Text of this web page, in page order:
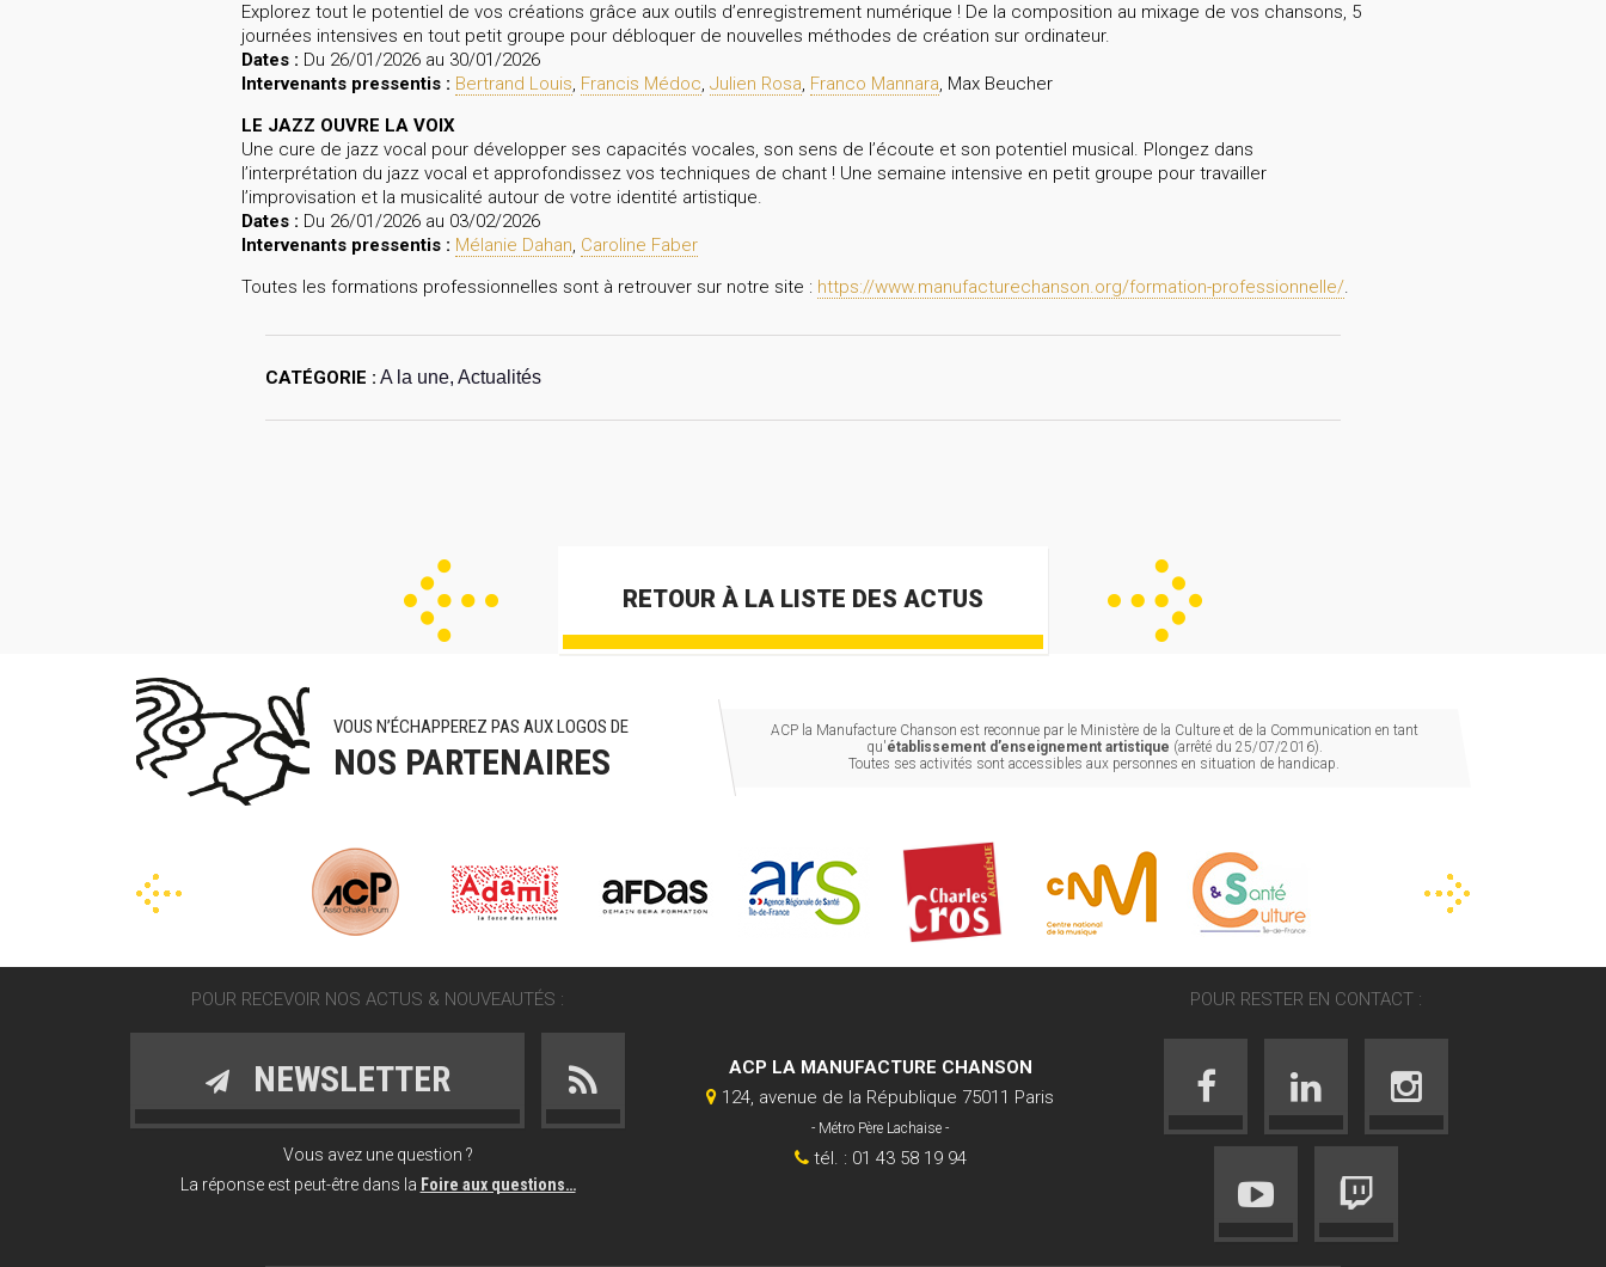
Explorez tout le potentiel de vos créations grâce aux outils d’enregistrement numérique ! De la composition au mixage de vos chansons, 5
journées intensives en tout petit groupe pour débloquer de nouvelles méthodes de création sur ordinateur.
Dates : Du 26/01/2026 au 30/01/2026
Intervenants pressentis : Bertrand Louis, Francis Médoc, Julien Rosa, Franco Mannara, Max Beucher
LE JAZZ OUVRE LA VOIX
Une cure de jazz vocal pour développer ses capacités vocales, son sens de l’écoute et son potentiel musical. Plongez dans
l’interprétation du jazz vocal et approfondissez vos techniques de chant ! Une semaine intensive en petit groupe pour travailler
l’improvisation et la musicalité autour de votre identité artistique.
Dates : Du 26/01/2026 au 03/02/2026
Intervenants pressentis : Mélanie Dahan, Caroline Faber
Toutes les formations professionnelles sont à retrouver sur notre site : https://www.manufacturechanson.org/formation-professionnelle/.
CATÉGORIE : A la une, Actualités
RETOUR À LA LISTE DES ACTUS
VOUS N’ÉCHAPPEREZ PAS AUX LOGOS DE
NOS PARTENAIRES
ACP la Manufacture Chanson est reconnue par le Ministère de la Culture et de la Communication en tant
qu'établissement d’enseignement artistique (arrêté du 25/07/2016).
Toutes ses activités sont accessibles aux personnes en situation de handicap.
POUR RECEVOIR NOS ACTUS & NOUVEAUTÉS :
NEWSLETTER
Vous avez une question ?
La réponse est peut-être dans la Foire aux questions…
ACP LA MANUFACTURE CHANSON
124, avenue de la République 75011 Paris
- Métro Père Lachaise -
tél. : 01 43 58 19 94
POUR RESTER EN CONTACT :